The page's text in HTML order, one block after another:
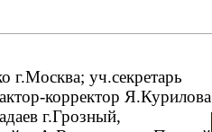
уч.секретарь
корректор Я.Курилова
г.Грозный,